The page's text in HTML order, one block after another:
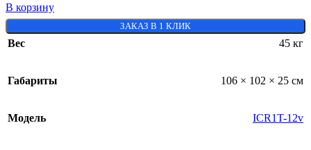
В корзину
ЗАКАЗ В 1 КЛИК
Вес 45 кг
Габариты 106 × 102 × 25 см
Модель ICR1T-12v